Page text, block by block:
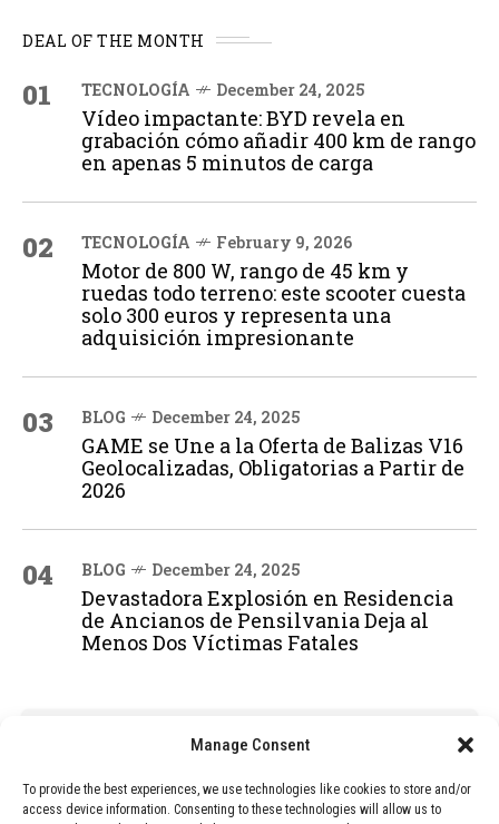
Manage Consent
To provide the best experiences, we use technologies like cookies to store and/or
access device information. Consenting to these technologies will allow us to
DEAL OF THE MONTH
01 TECNOLOGÍA December 24, 2025
Vídeo impactante: BYD revela en
grabación cómo añadir 400 km de rango
en apenas 5 minutos de carga
02 TECNOLOGÍA February 9, 2026
Motor de 800 W, rango de 45 km y
ruedas todo terreno: este scooter cuesta
solo 300 euros y representa una
adquisición impresionante
03 BLOG December 24, 2025
GAME se Une a la Oferta de Balizas V16
Geolocalizadas, Obligatorias a Partir de
2026
04 BLOG December 24, 2025
Devastadora Explosión en Residencia
de Ancianos de Pensilvania Deja al
Menos Dos Víctimas Fatales